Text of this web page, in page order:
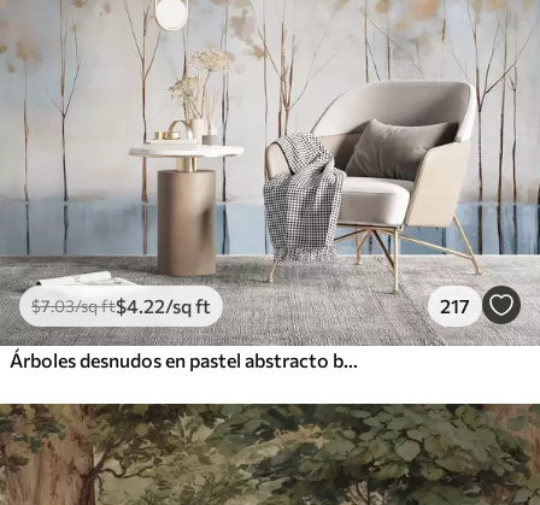
$7.03/sq ft$4 .22/sq ft 217